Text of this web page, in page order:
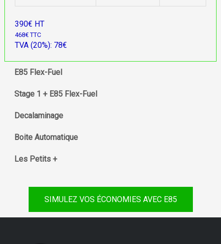
390€ HT
468€ TTC
TVA (20%): 78€
E85 Flex-Fuel
Stage 1 + E85 Flex-Fuel
Decalaminage
Boite Automatique
Les Petits +
SIMULEZ VOS ÉCONOMIES AVEC E85